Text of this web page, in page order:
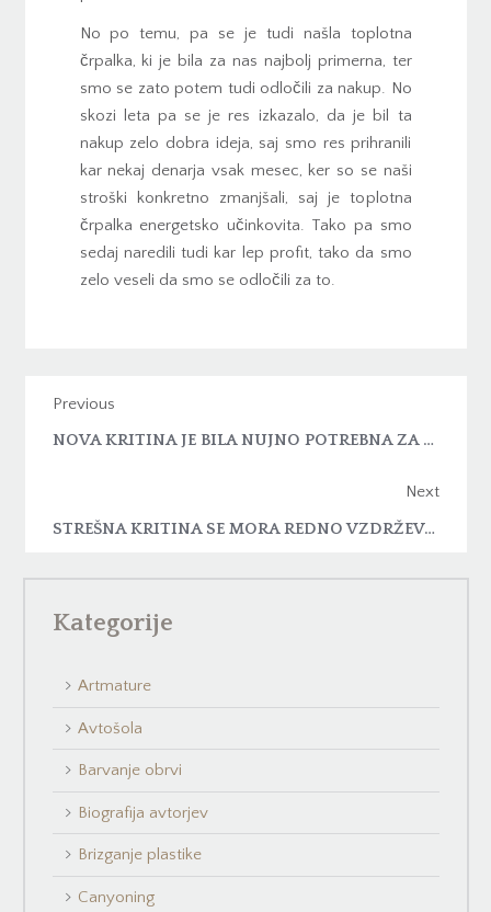
No po temu, pa se je tudi našla toplotna
črpalka, ki je bila za nas najbolj primerna, ter
smo se zato potem tudi odločili za nakup. No
skozi leta pa se je res izkazalo, da je bil ta
nakup zelo dobra ideja, saj smo res prihranili
kar nekaj denarja vsak mesec, ker so se naši
stroški konkretno zmanjšali, saj je toplotna
črpalka energetsko učinkovita. Tako pa smo
sedaj naredili tudi kar lep profit, tako da smo
zelo veseli da smo se odločili za to.
Previous
NOVA KRITINA JE BILA NUJNO POTREBNA ZA RENOVACIJO HIŠE
Next
STREŠNA KRITINA SE MORA REDNO VZDRŽEVATI
Kategorije
Artmature
Avtošola
Barvanje obrvi
Biografija avtorjev
Brizganje plastike
Canyoning